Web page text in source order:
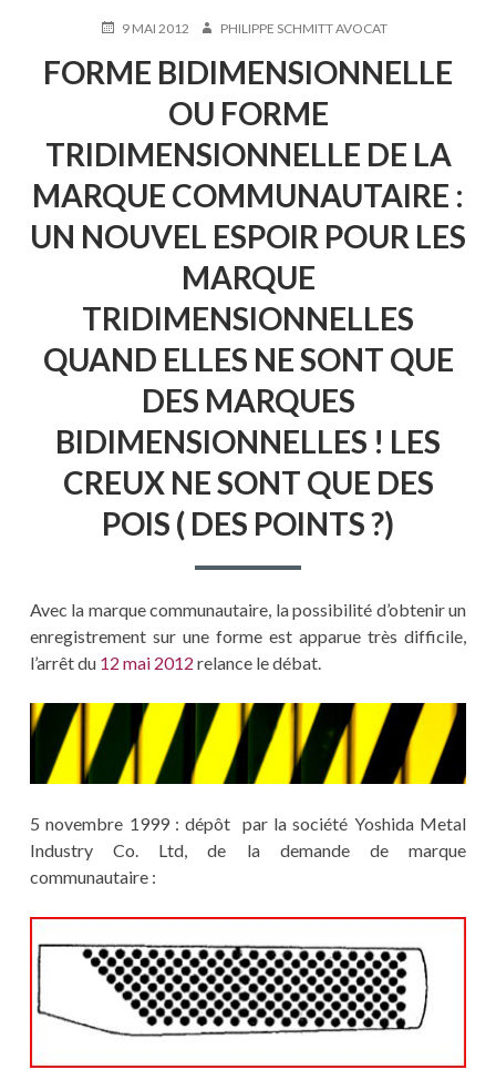
PUBLIÉ9 MAI 2012 AUTEURPHILIPPE SCHMITT AVOCAT
FORME BIDIMENSIONNELLE
OU FORME
TRIDIMENSIONNELLE DE LA
MARQUE COMMUNAUTAIRE :
UN NOUVEL ESPOIR POUR LES
MARQUE
TRIDIMENSIONNELLES
QUAND ELLES NE SONT QUE
DES MARQUES
BIDIMENSIONNELLES ! LES
CREUX NE SONT QUE DES
POIS ( DES POINTS ?)
Avec la marque communautaire, la possibilité d’obtenir un
enregistrement sur une forme est apparue très difficile,
l’arrêt du 12 mai 2012 relance le débat.
5 novembre 1999 : dépôt par la société Yoshida Metal
Industry Co. Ltd, de la demande de marque
communautaire :